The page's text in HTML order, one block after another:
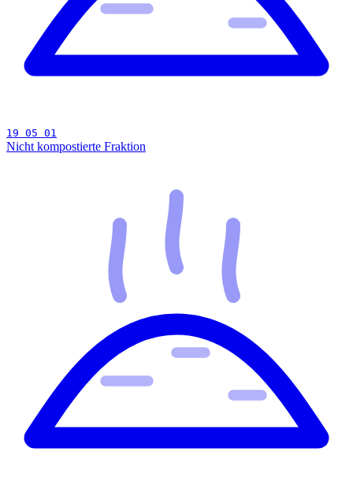
19 05 01
Nicht kompostierte Fraktion